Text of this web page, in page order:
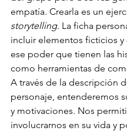
empatía. Crearla es un
storytelling. La ficha
incluir elementos ficticios y
ese poder que tienen las
como herramientas de
A través de la descripción
personaje, entenderemos
y motivaciones. Nos
involucrarnos en su vida y